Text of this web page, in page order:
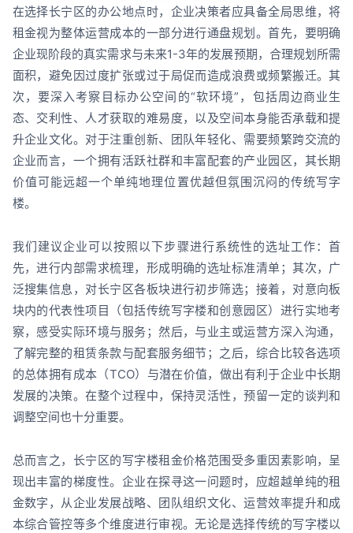
在选择长宁区的办公地点时，企业决策者应具备全局思维，将
租金视为整体运营成本的一部分进行通盘规划。首先，要明确
企业现阶段的真实需求与未来1-3年的发展预期，合理规划所需
面积，避免因过度扩张或过于局促而造成浪费或频繁搬迁。其
次，要深入考察目标办公空间的“软环境”，包括周边商业生
态、交利性、人才获取的难易度，以及空间本身能否承载和提
升企业文化。对于注重创新、团队年轻化、需要频繁跨交流的
企业而言，一个拥有活跃社群和丰富配套的产业园区，其长期
价值可能远超一个单纯地理位置优越但氛围沉闷的传统写字
楼。
我们建议企业可以按照以下步骤进行系统性的选址工作：首
先，进行内部需求梳理，形成明确的选址标准清单；其次，广
泛搜集信息，对长宁区各板块进行初步筛选；接着，对意向板
块内的代表性项目（包括传统写字楼和创意园区）进行实地考
察，感受实际环境与服务；然后，与业主或运营方深入沟通，
了解完整的租赁条款与配套服务细节；之后，综合比较各选项
的总体拥有成本（TCO）与潜在价值，做出有利于企业中长期
发展的决策。在整个过程中，保持灵活性，预留一定的谈判和
调整空间也十分重要。
总而言之，长宁区的写字楼租金价格范围受多重因素影响，呈
现出丰富的梯度性。企业在探寻这一问题时，应超越单纯的租
金数字，从企业发展战略、团队组织文化、运营效率提升和成
本综合管控等多个维度进行审视。无论是选择传统的写字楼以